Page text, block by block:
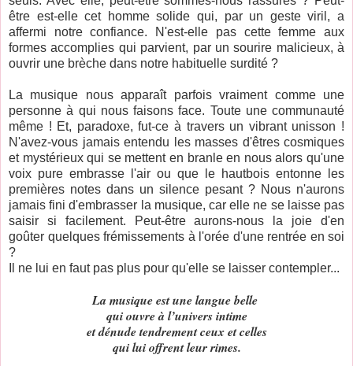
être est-elle cet homme solide qui, par un geste viril, a
affermi notre confiance. N'est-elle pas cette femme aux
formes accomplies qui parvient, par un sourire malicieux, à
ouvrir une brèche dans notre habituelle surdité ?
La musique nous apparaît parfois vraiment comme une
personne à qui nous faisons face. Toute une communauté
même ! Et, paradoxe, fut-ce à travers un vibrant unisson !
N'avez-vous jamais entendu les masses d'êtres cosmiques
et mystérieux qui se mettent en branle en nous alors qu'une
voix pure embrasse l'air ou que le hautbois entonne les
premières notes dans un silence pesant ? Nous n'aurons
jamais fini d'embrasser la musique, car elle ne se laisse pas
saisir si facilement. Peut-être aurons-nous la joie d'en
goûter quelques frémissements à l'orée d'une rentrée en soi
?
Il ne lui en faut pas plus pour qu'elle se laisser contempler...
La musique est une langue belle
qui ouvre à l’univers intime
et dénude tendrement ceux et celles
qui lui offrent leur rimes.